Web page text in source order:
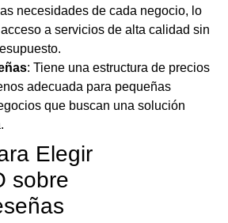
necesidades de cada negocio, lo
a servicios de alta calidad sin
: Tiene una estructura de precios
adecuada para pequeñas
que buscan una solución
Elegir
sobre